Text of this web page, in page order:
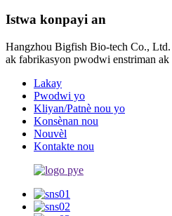
Istwa konpayi an
Hangzhou Bigfish Bio-tech Co.,
ak fabrikasyon pwodwi enstriman
Lakay
Pwodwi yo
Kliyan/Patnè nou yo
Konsènan nou
Nouvèl
Kontakte nou